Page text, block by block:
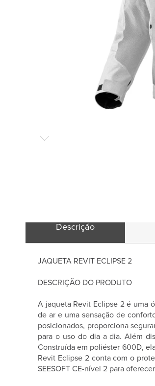
Descrição
JAQUETA REVIT ECLIPSE 2
DESCRIÇÃO DO PRODUTO
A jaqueta Revit Eclipse 2 é uma
de ar e uma sensação de
posicionados, proporciona
para o uso do dia a dia. Além
Construída em poliéster 600D,
Revit Eclipse 2 conta com o
SEESOFT CE-nível 2 para